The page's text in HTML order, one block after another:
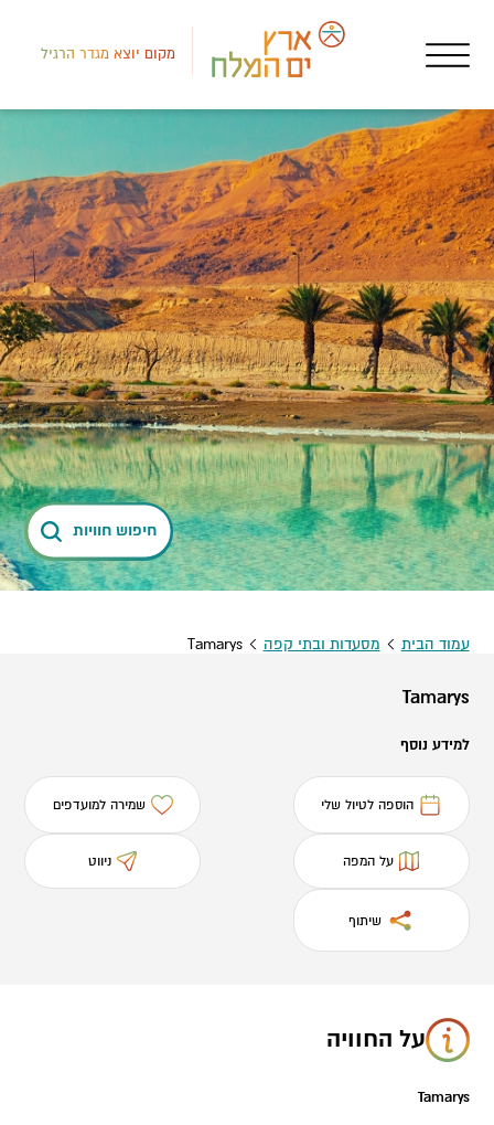
מקום יוצא מגדר הרגיל
חיפוש חוויות
עמוד הבית מסעדות ובתי קפה Tamarys
Tamarys
למידע נוסף
הוספה לטיול שלי שמירה למועדפים
על המפה ניווט
שיתוף
על החוויה
Tamarys
לב